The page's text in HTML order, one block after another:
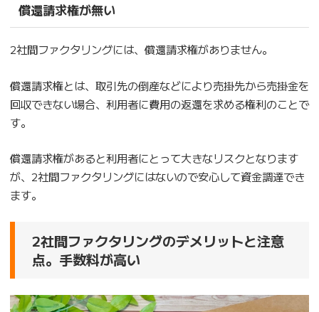
償還請求権が無い
2社間ファクタリングには、償還請求権がありません。
償還請求権とは、取引先の倒産などにより売掛先から売掛金を
回収できない場合、利用者に費用の返還を求める権利のことで
す。
償還請求権があると利用者にとって大きなリスクとなります
が、2社間ファクタリングにはないので安心して資金調達でき
ます。
2社間ファクタリングのデメリットと注意
点。手数料が高い